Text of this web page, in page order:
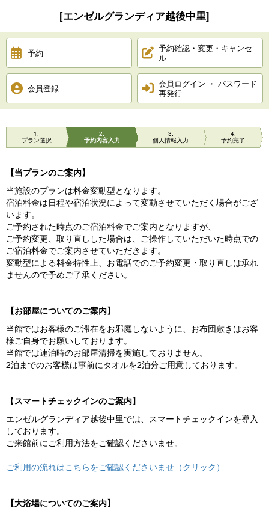
[エンゼルグランディア越後中里]
予約
予約確認・変更・キャンセ
ル
会員登録
会員ログイン ・ パスワード
再発行
1
プラン選択
2
予約内容入力
3
個人情報入力
4
予約完了
【当プランのご案内】
当施設のプランは料金変動型となります。
宿泊料金は日程や宿泊状況によって変動させていただく場合がござ
います。
ご予約された時点のご宿泊料金でご案内となりますが、
ご予約変更、取り直しした場合は、ご操作していただいた時点での
ご宿泊料金でご案内させていただきます。
変動型による料金特性上、お電話でのご予約変更・取り直しは承れ
ませんので予めご了承ください。
【お部屋についてのご案内】
当館ではお客様のご滞在をお邪魔しないように、お布団敷きはお客
様ご自身でお願いしております。
当館では連泊時のお部屋清掃を実施しておりません。
2泊までのお客様は事前にタオルを2泊分ご用意しております。
【スマートチェックインのご案内】
エンゼルグランディア越後中里では、スマートチェックインを導入
しております。
ご来館前にご利用方法をご確認くださいませ。
ご利用の流れはこちらをご確認くださいませ（クリック）
【大浴場についてのご案内】